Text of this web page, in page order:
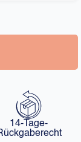
14-Tage-